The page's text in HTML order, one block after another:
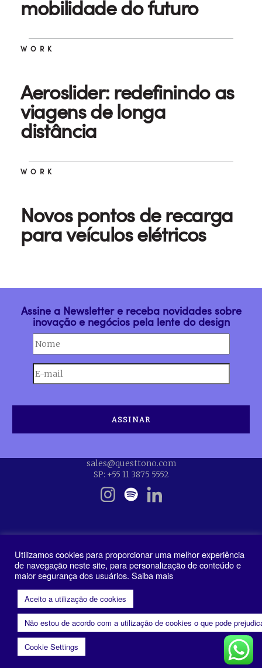
mobilidade do futuro
WORK
Aeroslider: redefinindo as
viagens de longa
distância
WORK
Novos pontos de recarga
para veículos elétricos
Assine a Newsletter e receba novidades sobre
inovação e negócios pela lente do design
sales@questtono.com
SP: +55 11 3875 5552
Utilizamos cookies para proporcionar uma melhor experiência
de navegação neste site, para personalização de conteúdo e
maior segurança dos usuários. Saiba mais
Aceito a utilização de cookies
Não estou de acordo com a utilização de cookies o que pode
Cookie Settings